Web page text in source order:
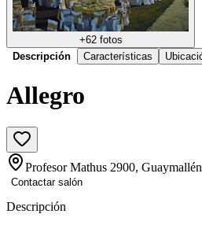
+62fotos
Descripción
Características
Allegro
Profesor Mathus 2900,
Contactar salón
Descripción